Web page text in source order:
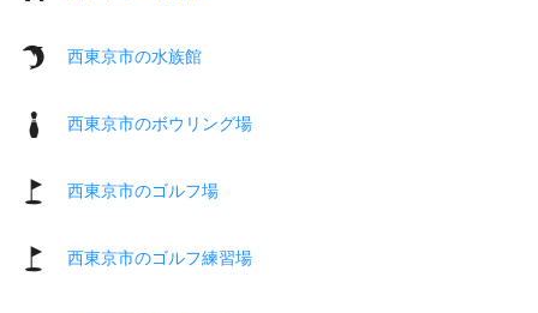
西東京市の水族館
西東京市のボウリング場
西東京市のゴルフ場
西東京市のゴルフ練習場